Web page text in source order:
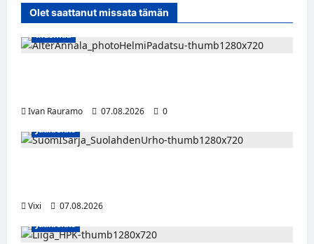
Olet saattanut missata tämän
Musiikki
Ivan Rauramo 07.08.2026
0
Jääkiekko
Vixi
07.08.2026
Jääkiekko